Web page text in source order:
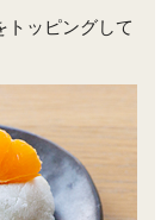
ッピングして